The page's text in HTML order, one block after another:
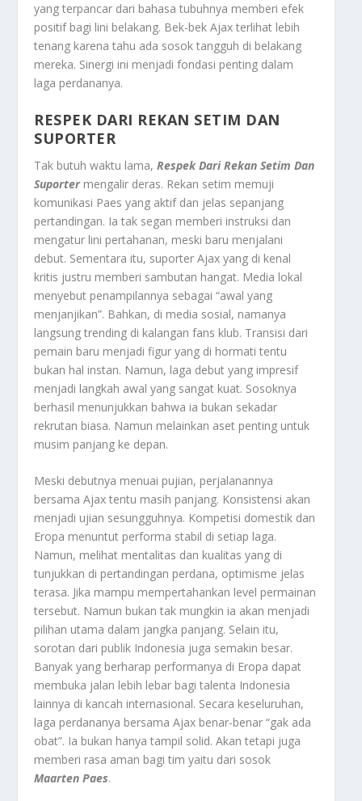
yang terpancar dari bahasa tubuhnya memberi efek
positif bagi lini belakang. Bek-bek Ajax terlihat lebih
tenang karena tahu ada sosok tangguh di belakang
mereka. Sinergi ini menjadi fondasi penting dalam
laga perdananya.
RESPEK DARI REKAN SETIM DAN
SUPORTER
Tak butuh waktu lama, Respek Dari Rekan Setim Dan
Suportermengalir deras. Rekan setim memuji
komunikasi Paes yang aktif dan jelas sepanjang
pertandingan. Ia tak segan memberi instruksi dan
mengatur lini pertahanan, meski baru menjalani
debut. Sementara itu, suporter Ajax yang di kenal
kritis justru memberi sambutan hangat. Media lokal
menyebut penampilannya sebagai “awal yang
menjanjikan”. Bahkan, di media sosial, namanya
langsung trending di kalangan fans klub. Transisi dari
pemain baru menjadi figur yang di hormati tentu
bukan hal instan. Namun, laga debut yang impresif
menjadi langkah awal yang sangat kuat. Sosoknya
berhasil menunjukkan bahwa ia bukan sekadar
rekrutan biasa. Namun melainkan aset penting untuk
musim panjang ke depan.
Meski debutnya menuai pujian, perjalanannya
bersama Ajax tentu masih panjang. Konsistensi akan
menjadi ujian sesungguhnya. Kompetisi domestik dan
Eropa menuntut performa stabil di setiap laga.
Namun, melihat mentalitas dan kualitas yang di
tunjukkan di pertandingan perdana, optimisme jelas
terasa. Jika mampu mempertahankan level permainan
tersebut. Namun bukan tak mungkin ia akan menjadi
pilihan utama dalam jangka panjang. Selain itu,
sorotan dari publik Indonesia juga semakin besar.
Banyak yang berharap performanya di Eropa dapat
membuka jalan lebih lebar bagi talenta Indonesia
lainnya di kancah internasional. Secara keseluruhan,
laga perdananya bersama Ajax benar-benar “gak ada
obat”. Ia bukan hanya tampil solid. Akan tetapi juga
memberi rasa aman bagi tim yaitu dari sosok
Maarten Paes.